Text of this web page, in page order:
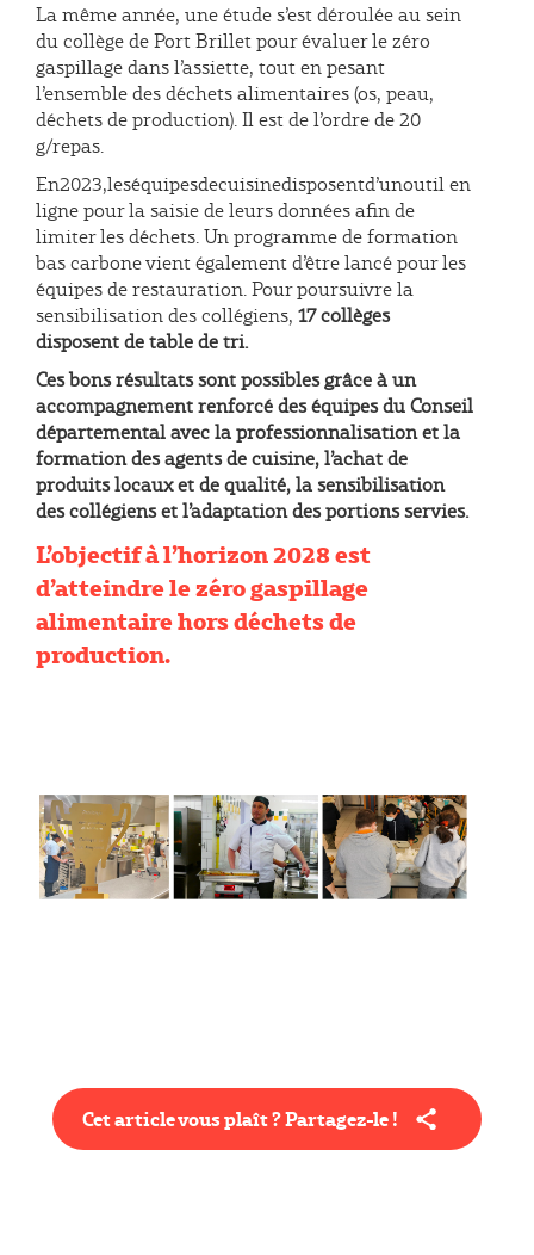
La même année, une étude s’est déroulée au sein
du collège de Port Brillet pour évaluer le zéro
gaspillage dans l’assiette, tout en pesant
l’ensemble des déchets alimentaires (os, peau,
déchets de production). Il est de l’ordre de 20
g/repas.
En2023,leséquipesdecuisinedisposentd’unoutil en
ligne pour la saisie de leurs données afin de
limiter les déchets. Un programme de formation
bas carbone vient également d’être lancé pour les
équipes de restauration. Pour poursuivre la
sensibilisation des collégiens, 17 collèges
disposent de table de tri.
Ces bons résultats sont possibles grâce à un
accompagnement renforcé des équipes du Conseil
départemental avec la professionnalisation et la
formation des agents de cuisine, l’achat de
produits locaux et de qualité, la sensibilisation
des collégiens et l’adaptation des portions servies.
L’objectif à l’horizon 2028 est
d’atteindre le zéro gaspillage
alimentaire hors déchets de
production.
Cet article vous plaît ? Partagez-le !